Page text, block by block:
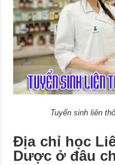
Tuyển sinh liên
Địa chỉ học
Dược ở đâu